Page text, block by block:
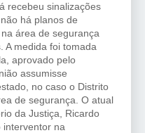
recebeu sinalizações
há planos de
área de segurança
A medida foi tomada
aprovado pelo
assumisse
no caso o Distrito
de segurança. O atual
da Justiça, Ricardo
interventor na